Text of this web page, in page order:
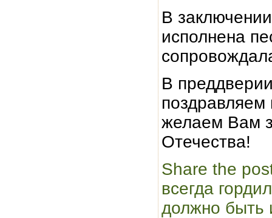
В
исполнена
В
желаем Вам
Отечества!
Share the
всегда
должно быть